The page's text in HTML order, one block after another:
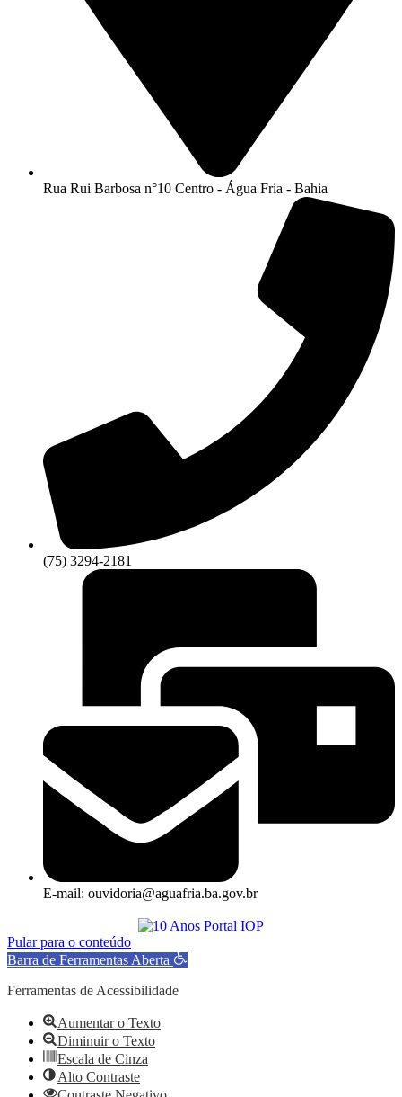
Rua Rui Barbosa n°10 Centro - Água Fria - Bahia
(75) 3294-2181
E-mail: ouvidoria@aguafria.ba.gov.br
Pular para o conteúdo
Barra de Ferramentas Aberta
Ferramentas de Acessibilidade
Aumentar o Texto
Diminuir o Texto
Escala de Cinza
Alto Contraste